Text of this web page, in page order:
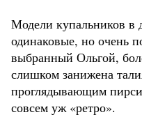
Модели купальников в
одинаковые, но очень
выбранный Ольгой,
слишком занижена
проглядывающим
совсем уж «ретро».